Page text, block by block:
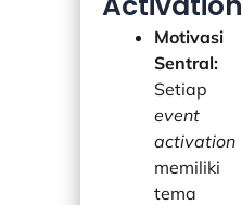
Motivasi
Sentral:
Setiap
event
activation
memiliki
tema